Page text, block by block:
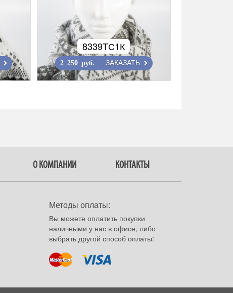
8339TС1К
2 250 руб. ЗАКАЗАТЬ
О КОМПАНИИ КОНТАКТЫ
Методы оплаты:
Вы можете оплатить покупки
наличными у нас в офисе, либо
выбрать другой способ оплаты: